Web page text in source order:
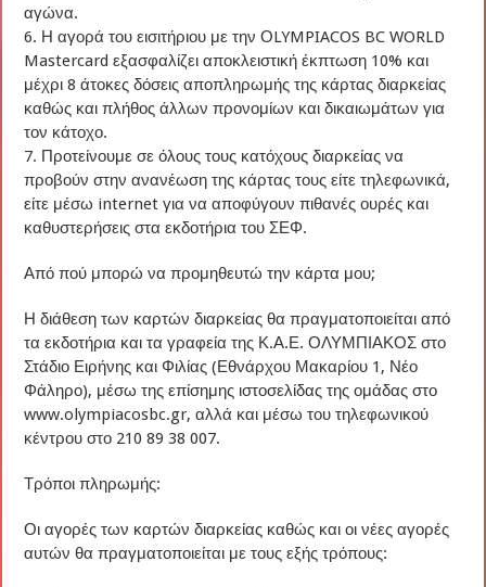
αγώνα.
6. Η αγορά του εισιτήριου με την ΟLYMPIACOS BC WORLD
Mastercard εξασφαλίζει αποκλειστική έκπτωση 10% και
μέχρι 8 άτοκες δόσεις αποπληρωμής της κάρτας διαρκείας
καθώς και πλήθος άλλων προνομίων και δικαιωμάτων για
τον κάτοχο.
7. Προτείνουμε σε όλους τους κατόχους διαρκείας να
προβούν στην ανανέωση της κάρτας τους είτε τηλεφωνικά,
είτε μέσω internet για να αποφύγουν πιθανές ουρές και
καθυστερήσεις στα εκδοτήρια του ΣΕΦ.
Από πού μπορώ να προμηθευτώ την κάρτα μου;
Η διάθεση των καρτών διαρκείας θα πραγματοποιείται από
τα εκδοτήρια και τα γραφεία της Κ.Α.Ε. ΟΛΥΜΠΙΑΚΟΣ στο
Στάδιο Ειρήνης και Φιλίας (Εθνάρχου Μακαρίου 1, Νέο
Φάληρο), μέσω της επίσημης ιστοσελίδας της ομάδας στο
www.olympiacosbc.gr, αλλά και μέσω του τηλεφωνικού
κέντρου στο 210 89 38 007.
Τρόποι πληρωμής:
Οι αγορές των καρτών διαρκείας καθώς και οι νέες αγορές
αυτών θα πραγματοποιείται με τους εξής τρόπους: